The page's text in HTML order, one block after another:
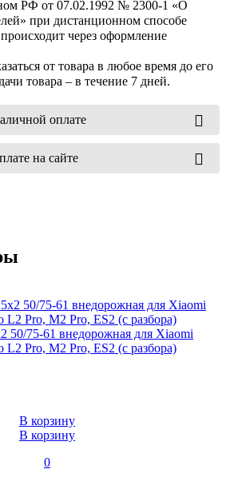
РФ от 07.02.1992 № 2300-1 «О
при дистанционном способе
через оформление
от товара в любое время до его
товара – в течение 7 дней.
оплате
на сайте
75-61 внедорожная для Xiaomi
Pro, M2 Pro, ES2 (с разбора)
В корзину
В корзину
0